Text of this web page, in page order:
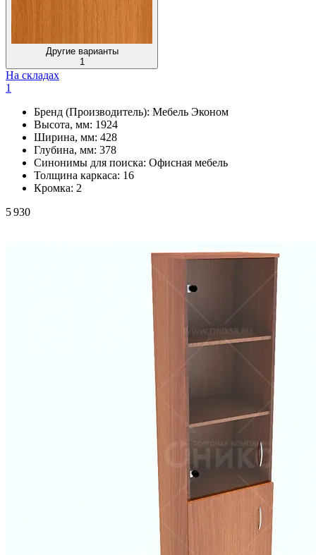
Другие варианты
1
На складах
1
Бренд (Производитель): Мебель Эконом
Высота, мм: 1924
Ширина, мм: 428
Глубина, мм: 378
Синонимы для поиска: Офисная мебель
Толщина каркаса: 16
Кромка: 2
5 930